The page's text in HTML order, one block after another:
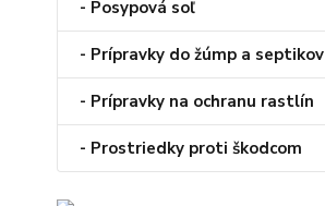
- Posypová soľ
- Prípravky do žúmp a septikov
- Prípravky na ochranu rastlín
- Prostriedky proti škodcom